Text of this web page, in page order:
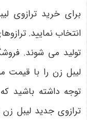
برای خرید ترازوی
انتخاب نمایید.
تولید می‌ شوند.
لیبل زن را با
توجه داشته باشید
ترازوی جدید لیبل زن